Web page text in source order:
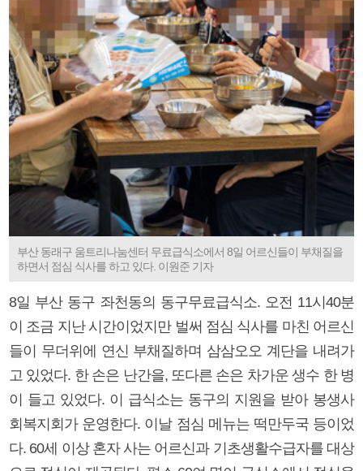
부산 동래구 움트리나눔센터 무료급식소에서 8일 어르신들이 부채질을
하면서 점심 식사를 하고 있다. 이원준 기자
8일 부산 동구 좌천동의 동구무료급식소. 오전 11시40분
이 조금 지난 시간이었지만 벌써 점심 식사를 마친 어르신
들이 무더위에 연신 부채질하며 삼삼오오 계단을 내려가
고 있었다. 한 손은 난간을, 또다른 손은 차가운 생수 한 병
이 들고 있었다. 이 급식소는 동구의 지원을 받아 봉생사
회복지회가 운영한다. 이날 점심 메뉴는 떡만두국 등이었
다. 60세 이상 혼자 사는 어르신과 기초생활수급자를 대상